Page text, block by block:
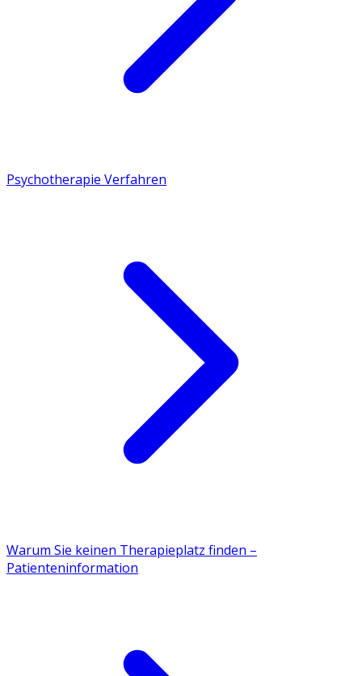
Psychotherapie Verfahren
Warum Sie keinen Therapieplatz finden –
Patienteninformation